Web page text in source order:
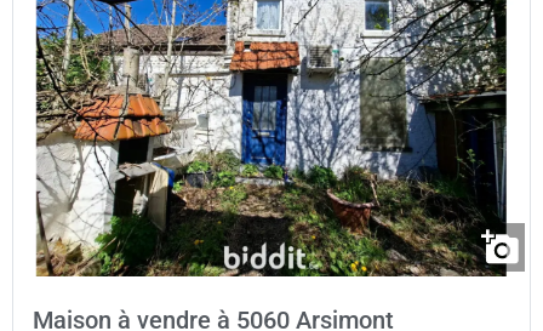
Maison à vendre à 5060 Arsimont